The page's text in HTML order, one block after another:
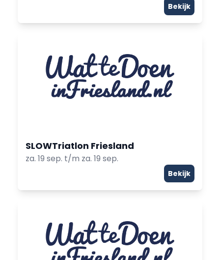
Bekijk
SLOWTriatlon Friesland
za. 19 sep. t/m za. 19 sep.
Bekijk